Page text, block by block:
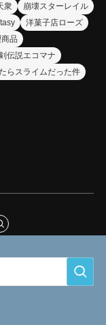
衆
崩壊スターレイル
洋菓子店ローズ
品
伝説エコマナ
らスライムだった件